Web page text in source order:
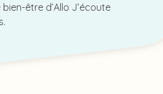
être d’Allo J’écoute